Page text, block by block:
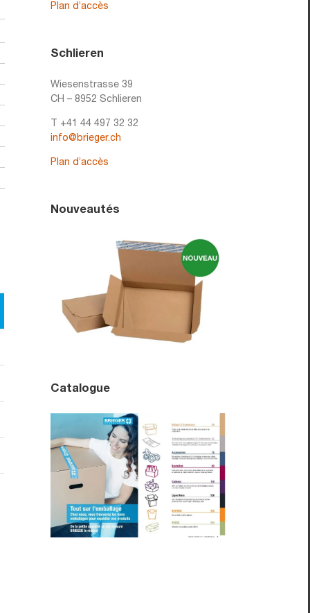
Plan d’accès
Schlieren
Wiesenstrasse 39
CH – 8952 Schlieren
T +41 44 497 32 32
info@brieger.ch
Plan d’accès
Nouveautés
Catalogue